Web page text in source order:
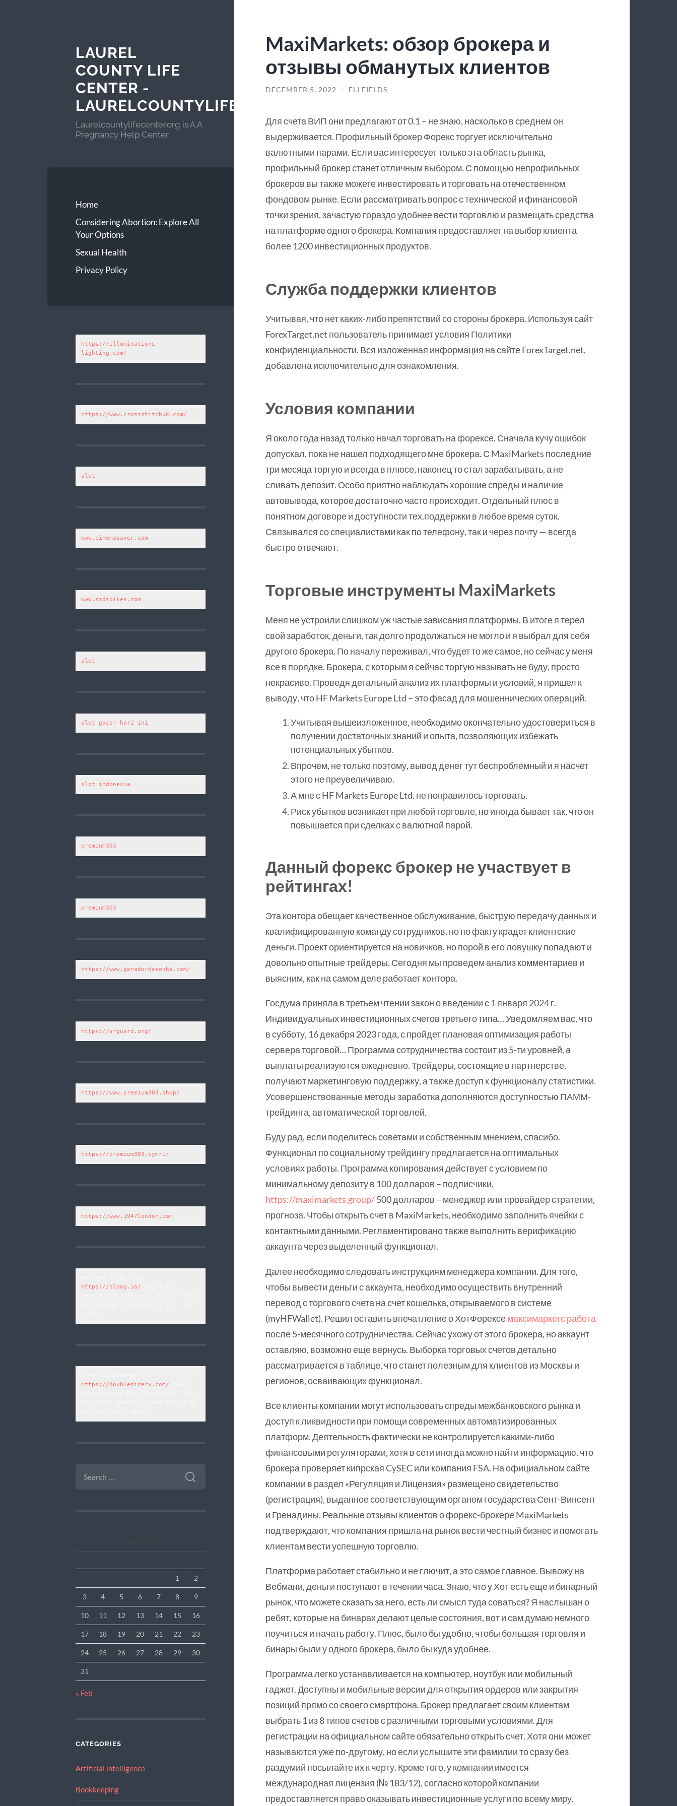
LAUREL
COUNTY LIFE
CENTER -
LAURELCOUNTYLIFECENTER
Laurelcountylifecenter.org is A.A
Pregnancy Help Center
Home
Considering Abortion: Explore All
Your Options
Sexual Health
Privacy Policy
https://illuminations-
lighting.com/
https://www.crossstitchuk.com/
slot
www.cinemasaver.com
www.sidsbikes.com
slot
slot gacor hari ini
slot indonesia
premium303
premium303
https://www.geradordesenha.com/
https://arguard.org/
https://www.premium303.shop/
https://premium303.cymru/
https://www.1947london.com
https://bloog.io/
https://doubledicerv.com/
FOR:
1 2
3 4 5 6 7 8 9
10 11 12 13 14 15 16
17 18 19 20 21 22 23
24 25 26 27 28 29 30
31
« Feb
CATEGORIES
Artificial intelligence
Bookkeeping
MaxiMarkets: обзор брокера и
отзывы обманутых клиентов
DECEMBER 5, 2022 / ELI FIELDS
Для счета ВИП они предлагают от 0.1 – не знаю, насколько в среднем он
выдерживается. Профильный брокер Форекс торгует исключительно
валютными парами. Если вас интересует только эта область рынка,
профильный брокер станет отличным выбором. С помощью непрофильных
брокеров вы также можете инвестировать и торговать на отечественном
фондовом рынке. Если рассматривать вопрос с технической и финансовой
точки зрения, зачастую гораздо удобнее вести торговлю и размещать средства
на платформе одного брокера. Компания предоставляет на выбор клиента
более 1200 инвестиционных продуктов.
Служба поддержки клиентов
Учитывая, что нет каких-либо препятствий со стороны брокера. Используя сайт
ForexTarget.net пользователь принимает условия Политики
конфиденциальности. Вся изложенная информация на сайте ForexTarget.net,
добавлена исключительно для ознакомления.
Условия компании
Я около года назад только начал торговать на форексе. Сначала кучу ошибок
допускал, пока не нашел подходящего мне брокера. С MaxiMarkets последние
три месяца торгую и всегда в плюсе, наконец то стал зарабатывать, а не
сливать депозит. Особо приятно наблюдать хорошие спреды и наличие
автовывода, которое достаточно часто происходит. Отдельный плюс в
понятном договоре и доступности тех.поддержки в любое время суток.
Связывался со специалистами как по телефону, так и через почту — всегда
быстро отвечают.
Торговые инструменты MaxiMarkets
Меня не устроили слишком уж частые зависания платформы. В итоге я терел
свой заработок, деньги, так долго продолжаться не могло и я выбрал для себя
другого брокера. По началу переживал, что будет то же самое, но сейчас у меня
все в порядке. Брокера, с которым я сейчас торгую называть не буду, просто
некрасиво. Проведя детальный анализ их платформы и условий, я пришел к
выводу, что HF Markets Europe Ltd – это фасад для мошеннических операций.
Учитывая вышеизложенное, необходимо окончательно удостовериться в
получении достаточных знаний и опыта, позволяющих избежать
потенциальных убытков.
Впрочем, не только поэтому, вывод денег тут беспроблемный и я насчет
этого не преувеличиваю.
А мне с HF Markets Europe Ltd. не понравилось торговать.
Риск убытков возникает при любой торговле, но иногда бывает так, что он
повышается при сделках с валютной парой.
Данный форекс брокер не участвует в
рейтингах!
Эта контора обещает качественное обслуживание, быструю передачу данных и
квалифицированную команду сотрудников, но по факту крадет клиентские
деньги. Проект ориентируется на новичков, но порой в его ловушку попадают и
довольно опытные трейдеры. Сегодня мы проведем анализ комментариев и
выясним, как на самом деле работает контора.
Госдума приняла в третьем чтении закон о введении с 1 января 2024 г.
Индивидуальных инвестиционных счетов третьего типа… Уведомляем вас, что
в субботу, 16 декабря 2023 года, с пройдет плановая оптимизация работы
сервера торговой… Программа сотрудничества состоит из 5-ти уровней, а
выплаты реализуются ежедневно. Трейдеры, состоящие в партнерстве,
получают маркетинговую поддержку, а также доступ к функционалу статистики.
Усовершенствованные методы заработка дополняются доступностью ПАММ-
трейдинга, автоматической торговлей.
Буду рад, если поделитесь советами и собственным мнением, спасибо.
Функционал по социальному трейдингу предлагается на оптимальных
условиях работы. Программа копирования действует с условием по
минимальному депозиту в 100 долларов – подписчики,
https://maximarkets.group/500 долларов – менеджер или провайдер стратегии,
прогноза. Чтобы открыть счет в MaxiMarkets, необходимо заполнить ячейки с
контактными данными. Регламентировано также выполнить верификацию
аккаунта через выделенный функционал.
Далее необходимо следовать инструкциям менеджера компании. Для того,
чтобы вывести деньги с аккаунта, необходимо осуществить внутренний
перевод с торгового счета на счет кошелька, открываемого в системе
(myHFWallet). Решил оставить впечатление о ХотФорексемаксимаркетс работа
после 5-месячного сотрудничества. Сейчас ухожу от этого брокера, но аккаунт
оставляю, возможно еще вернусь. Выборка торговых счетов детально
рассматривается в таблице, что станет полезным для клиентов из Москвы и
регионов, осваивающих функционал.
Все клиенты компании могут использовать спреды межбанковского рынка и
доступ к ликвидности при помощи современных автоматизированных
платформ. Деятельность фактически не контролируется какими-либо
финансовыми регуляторами, хотя в сети иногда можно найти информацию, что
брокера проверяет кипрская CySEC или компания FSA. На официальном сайте
компании в раздел «Регуляция и Лицензия» размещено свидетельство
(регистрация), выданное соответствующим органом государства Сент-Винсент
и Гренадины. Реальные отзывы клиентов о форекс-брокере MaxiMarkets
подтверждают, что компания пришла на рынок вести честный бизнес и помогать
клиентам вести успешную торговлю.
Платформа работает стабильно и не глючит, а это самое главное. Вывожу на
Вебмани, деньги поступают в течении часа. Знаю, что у Хот есть еще и бинарный
рынок, что можете сказать за него, есть ли смысл туда соваться? Я наслышан о
ребят, которые на бинарах делают целые состояния, вот и сам думаю немного
поучиться и начать работу. Плюс, было бы удобно, чтобы большая торговля и
бинары были у одного брокера, было бы куда удобнее.
Программа легко устанавливается на компьютер, ноутбук или мобильный
гаджет. Доступны и мобильные версии для открытия ордеров или закрытия
позиций прямо со своего смартфона. Брокер предлагает своим клиентам
выбрать 1 из 8 типов счетов с различными торговыми условиями. Для
регистрации на официальном сайте обязательно открыть счет. Хотя они может
называются уже по-другому, но если услышите эти фамилии то сразу без
раздумий посылайте их к черту. Кроме того, у компании имеется
международная лицензия (№ 183/12), согласно которой компании
предоставляется право оказывать инвестиционные услуги по всему миру.